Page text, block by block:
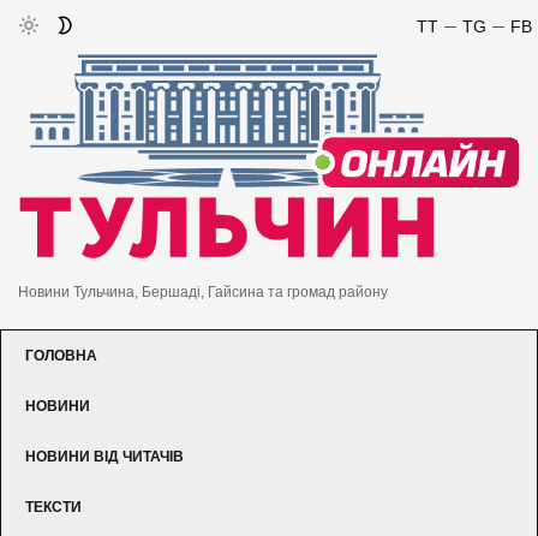
FB
TG
TT
Новини Тульчина, Бершаді, Гайсина та громад району
ГОЛОВНА
НОВИНИ
НОВИНИ ВІД ЧИТАЧІВ
ТЕКСТИ